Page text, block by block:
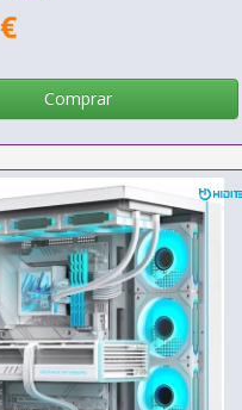
Comprar